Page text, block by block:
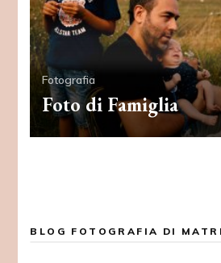
Fotografia
Foto di Famiglia
BLOG FOTOGRAFIA DI